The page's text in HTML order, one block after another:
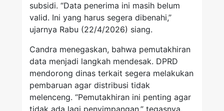
subsidi. “Data penerima ini masih belum
valid. Ini yang harus segera dibenahi,”
ujarnya Rabu (22/4/2026) siang.
Candra menegaskan, bahwa pemutakhiran
data menjadi langkah mendesak. DPRD
mendorong dinas terkait segera melakukan
pembaruan agar distribusi tidak
melenceng. “Pemutakhiran ini penting agar